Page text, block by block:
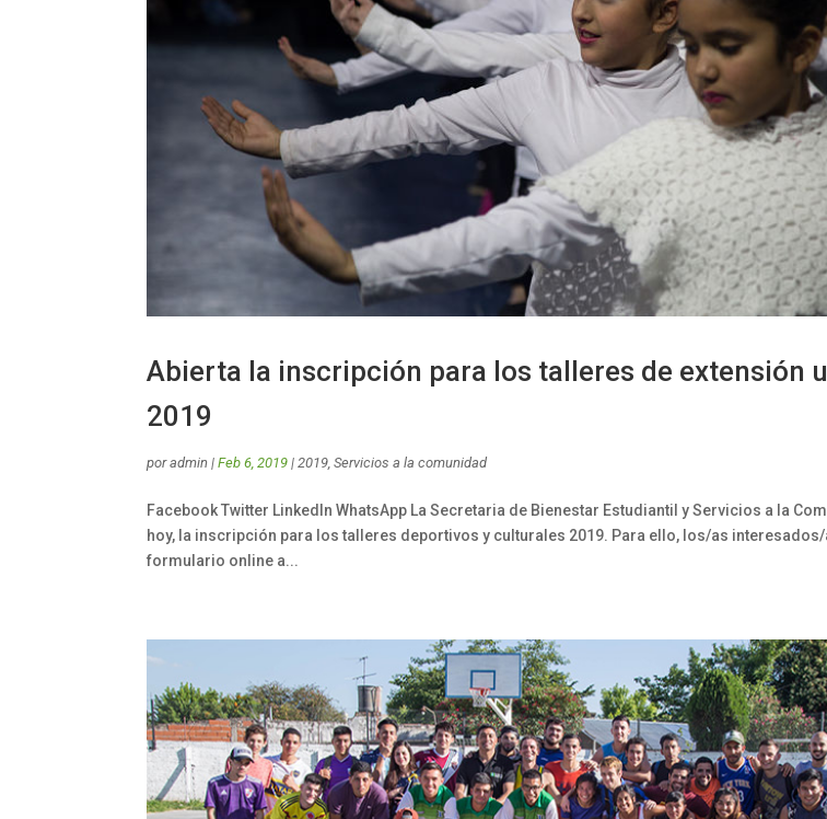
Abierta la inscripción para los talleres de extensión
2019
poradmin |Feb 6, 2019 |2019,Servicios a la comunidad
Facebook Twitter LinkedIn WhatsApp La Secretaria de Bienestar Estudiantil y Servicios a la
hoy, la inscripción para los talleres deportivos y culturales 2019. Para ello, los/as interesados/
formulario online a...